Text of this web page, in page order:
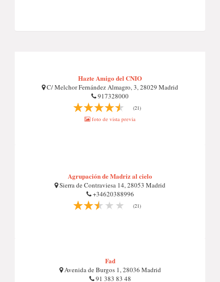
Hazte Amigo del CNIO
C/ Melchor Fernández Almagro, 3, 28029 Madrid
917328000
(21)
foto de vista previa
Agrupación de Madriz al cielo
Sierra de Contraviesa 14, 28053 Madrid
+34620388996
(21)
Fad
Avenida de Burgos 1, 28036 Madrid
91 383 83 48